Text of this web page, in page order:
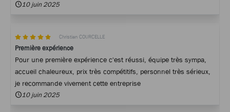
10 juin 2025
Christian COURCELLE
Première expérience
Pour une première expérience c'est réussi, équipe très sympa,
accueil chaleureux, prix très compétitifs, personnel très sérieux,
je recommande vivement cette entreprise
10 juin 2025